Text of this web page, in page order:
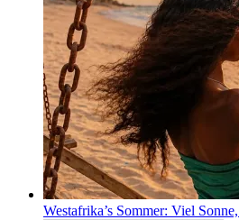
Westafrika’s Sommer: Viel